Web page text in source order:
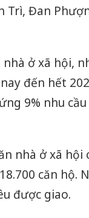
Trì, Đan
ở xã hội,
đến hết
9% nhu
nhà ở xã hội
căn hộ.
được giao.